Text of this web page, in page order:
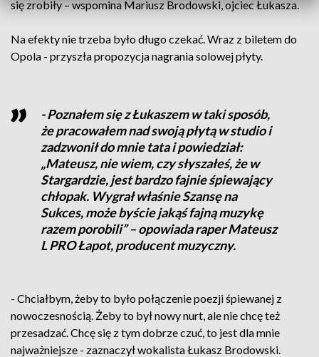
się zrobiły – wspomina Mariusz Brodowski, ojciec Łukasza.
Na efekty nie trzeba było długo czekać. Wraz z biletem do
Opola - przyszła propozycja nagrania solowej płyty.
- Poznałem się z Łukaszem w taki sposób,
że pracowałem nad swoją płytą w studio i
zadzwonił do mnie tata i powiedział:
„Mateusz, nie wiem, czy słyszałeś, że w
Stargardzie, jest bardzo fajnie śpiewający
chłopak. Wygrał właśnie Szansę na
Sukces, może byście jakąś fajną muzykę
razem porobili” – opowiada raper Mateusz
L PRO Łapot, producent muzyczny.
- Chciałbym, żeby to było połączenie poezji śpiewanej z
nowoczesnością. Żeby to był nowy nurt, ale nie chcę też
przesadzać. Chcę się z tym dobrze czuć, to jest dla mnie
najważniejsze - zaznaczył wokalista Łukasz Brodowski.